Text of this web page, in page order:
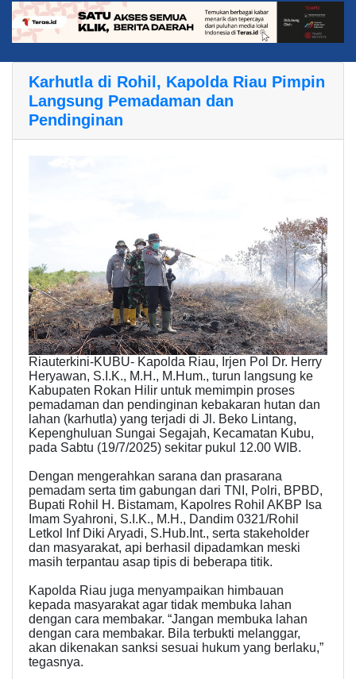
Karhutla di Rohil, Kapolda Riau Pimpin
Langsung Pemadaman dan
Pendinginan
Riauterkini-KUBU- Kapolda Riau, Irjen Pol Dr. Herry
Heryawan, S.I.K., M.H., M.Hum., turun langsung ke
Kabupaten Rokan Hilir untuk memimpin proses
pemadaman dan pendinginan kebakaran hutan dan
lahan (karhutla) yang terjadi di Jl. Beko Lintang,
Kepenghuluan Sungai Segajah, Kecamatan Kubu,
pada Sabtu (19/7/2025) sekitar pukul 12.00 WIB.
Dengan mengerahkan sarana dan prasarana
pemadam serta tim gabungan dari TNI, Polri, BPBD,
Bupati Rohil H. Bistamam, Kapolres Rohil AKBP Isa
Imam Syahroni, S.I.K., M.H., Dandim 0321/Rohil
Letkol Inf Diki Aryadi, S.Hub.Int., serta stakeholder
dan masyarakat, api berhasil dipadamkan meski
masih terpantau asap tipis di beberapa titik.
Kapolda Riau juga menyampaikan himbauan
kepada masyarakat agar tidak membuka lahan
dengan cara membakar. “Jangan membuka lahan
dengan cara membakar. Bila terbukti melanggar,
akan dikenakan sanksi sesuai hukum yang berlaku,”
tegasnya.